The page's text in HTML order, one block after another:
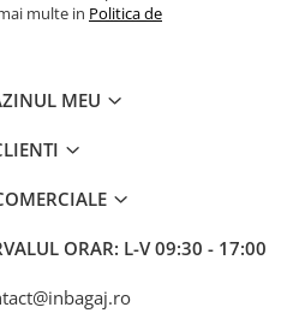
multe in Politica de
MEU
ORAR: L-V 09:30 - 17:00